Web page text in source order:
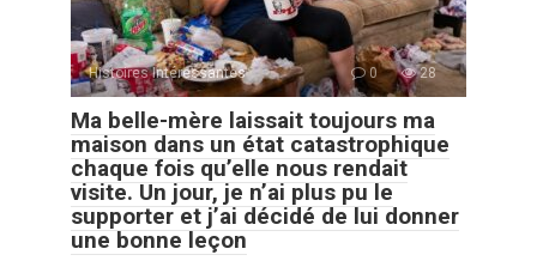
Histoires Intéressantes 0 28
Ma belle-mère laissait toujours ma
maison dans un état catastrophique
chaque fois qu’elle nous rendait
visite. Un jour, je n’ai plus pu le
supporter et j’ai décidé de lui donner
une bonne leçon